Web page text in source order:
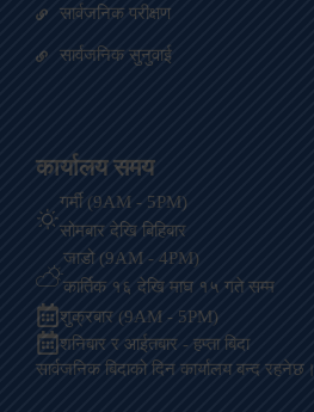
सार्वजनिक परीक्षण
सार्वजनिक सुनुवाई
कार्यालय समय
गर्मी (9AM - 5PM)
सोमबार देखि बिहिबार
जाडो (9AM - 4PM)
कार्तिक १६ देखि माघ १५ गते सम्म
शुक्रबार (9AM - 5PM)
शनिबार र आईतबार - हप्ता बिदा
सार्वजनिक बिदाको दिन कार्यालय बन्द रहनेछ।